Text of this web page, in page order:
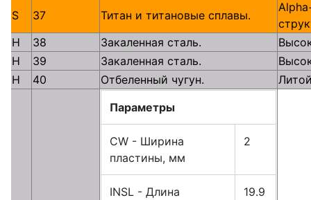
S
37 Титан и титановые сплавы.
H
38 Закаленная сталь.
H
39 Закаленная сталь.
H
40 Отбеленный чугун.
Параметры
CW - Ширина
пластины, мм
2
INSL - Длина
19.9